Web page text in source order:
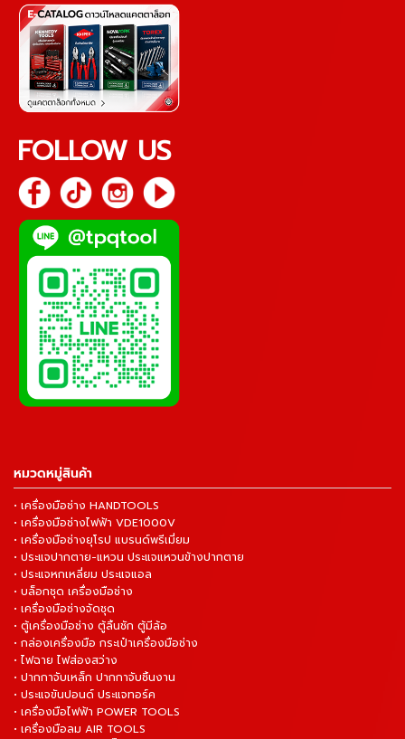
FOLLOW US
หมวดหมู่สินค้า
• เครื่องมือช่าง HANDTOOLS
• เครื่องมือช่างไฟฟ้า VDE1000V
• เครื่องมือช่างยุโรป แบรนด์พรีเมี่ยม
• ประแจปากตาย-แหวน ประแจแหวนข้างปากตาย
• ประแจหกเหลี่ยม ประแจแอล
• บล็อกชุด เครื่องมือช่าง
• เครื่องมือช่างจัดชุด
• ตู้เครื่องมือช่าง ตู้ลิ้นชัก ตู้มีล้อ
• กล่องเครื่องมือ กระเป๋าเครื่องมือช่าง
• ไฟฉาย ไฟส่องสว่าง
• ปากกาจับเหล็ก ปากกาจับชิ้นงาน
• ประแจขันปอนด์ ประแจทอร์ค
• เครื่องมือไฟฟ้า POWER TOOLS
• เครื่องมือลม AIR TOOLS